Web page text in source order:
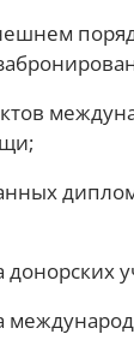
донорских